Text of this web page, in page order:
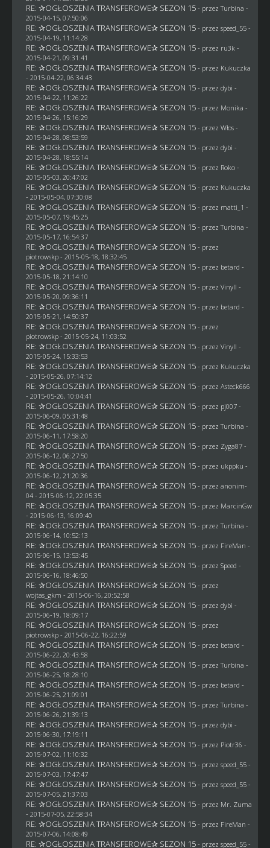
RE: ✰OGŁOSZENIA TRANSFEROWE✰ SEZON 15 - przez Turbina -
2015-04-15, 07:50:06
RE: ✰OGŁOSZENIA TRANSFEROWE✰ SEZON 15 - przez speed_55 -
2015-04-19, 11:14:28
RE: ✰OGŁOSZENIA TRANSFEROWE✰ SEZON 15 - przez ru3k -
2015-04-21, 09:31:41
RE: ✰OGŁOSZENIA TRANSFEROWE✰ SEZON 15 - przez Kukuczka
- 2015-04-22, 06:34:43
RE: ✰OGŁOSZENIA TRANSFEROWE✰ SEZON 15 - przez dybi -
2015-04-22, 11:26:22
RE: ✰OGŁOSZENIA TRANSFEROWE✰ SEZON 15 - przez Monika -
2015-04-26, 15:16:29
RE: ✰OGŁOSZENIA TRANSFEROWE✰ SEZON 15 - przez Włos-
2015-04-28, 08:53:59
RE: ✰OGŁOSZENIA TRANSFEROWE✰ SEZON 15 - przez dybi -
2015-04-28, 18:55:14
RE: ✰OGŁOSZENIA TRANSFEROWE✰ SEZON 15 - przez Roko-
2015-05-03, 20:47:02
RE: ✰OGŁOSZENIA TRANSFEROWE✰ SEZON 15 - przez Kukuczka
- 2015-05-04, 07:30:08
RE: ✰OGŁOSZENIA TRANSFEROWE✰ SEZON 15 - przez matti_1 -
2015-05-07, 19:45:25
RE: ✰OGŁOSZENIA TRANSFEROWE✰ SEZON 15 - przez Turbina -
2015-05-17, 16:54:37
RE: ✰OGŁOSZENIA TRANSFEROWE✰ SEZON 15 - przez
piotrowskp- 2015-05-18, 18:32:45
RE: ✰OGŁOSZENIA TRANSFEROWE✰ SEZON 15 - przez betard -
2015-05-18, 21:14:10
RE: ✰OGŁOSZENIA TRANSFEROWE✰ SEZON 15 - przez Vinyll -
2015-05-20, 09:36:11
RE: ✰OGŁOSZENIA TRANSFEROWE✰ SEZON 15 - przez betard -
2015-05-21, 14:50:37
RE: ✰OGŁOSZENIA TRANSFEROWE✰ SEZON 15 - przez
piotrowskp- 2015-05-24, 11:03:52
RE: ✰OGŁOSZENIA TRANSFEROWE✰ SEZON 15 - przez Vinyll -
2015-05-24, 15:33:53
RE: ✰OGŁOSZENIA TRANSFEROWE✰ SEZON 15 - przez Kukuczka
- 2015-05-26, 07:14:12
RE: ✰OGŁOSZENIA TRANSFEROWE✰ SEZON 15 - przez Asteck666
- 2015-05-26, 10:04:41
RE: ✰OGŁOSZENIA TRANSFEROWE✰ SEZON 15 - przez pj007-
2015-06-09, 05:31:48
RE: ✰OGŁOSZENIA TRANSFEROWE✰ SEZON 15 - przez Turbina -
2015-06-11, 17:58:20
RE: ✰OGŁOSZENIA TRANSFEROWE✰ SEZON 15 - przez Zyga87-
2015-06-12, 06:27:50
RE: ✰OGŁOSZENIA TRANSFEROWE✰ SEZON 15 - przez ukppku -
2015-06-12, 21:20:36
RE: ✰OGŁOSZENIA TRANSFEROWE✰ SEZON 15 - przez anonim-
04- 2015-06-12, 22:05:35
RE: ✰OGŁOSZENIA TRANSFEROWE✰ SEZON 15 - przez MarcinGw
- 2015-06-13, 16:09:40
RE: ✰OGŁOSZENIA TRANSFEROWE✰ SEZON 15 - przez Turbina -
2015-06-14, 10:52:13
RE: ✰OGŁOSZENIA TRANSFEROWE✰ SEZON 15 - przez FireMan -
2015-06-15, 13:53:45
RE: ✰OGŁOSZENIA TRANSFEROWE✰ SEZON 15 - przez Speed -
2015-06-16, 18:46:50
RE: ✰OGŁOSZENIA TRANSFEROWE✰ SEZON 15 - przez
wojtas_gkm - 2015-06-16, 20:52:58
RE: ✰OGŁOSZENIA TRANSFEROWE✰ SEZON 15 - przez dybi -
2015-06-19, 18:09:17
RE: ✰OGŁOSZENIA TRANSFEROWE✰ SEZON 15 - przez
piotrowskp- 2015-06-22, 16:22:59
RE: ✰OGŁOSZENIA TRANSFEROWE✰ SEZON 15 - przez betard -
2015-06-22, 20:43:58
RE: ✰OGŁOSZENIA TRANSFEROWE✰ SEZON 15 - przez Turbina -
2015-06-25, 18:28:10
RE: ✰OGŁOSZENIA TRANSFEROWE✰ SEZON 15 - przez betard -
2015-06-25, 21:09:01
RE: ✰OGŁOSZENIA TRANSFEROWE✰ SEZON 15 - przez Turbina -
2015-06-26, 21:39:13
RE: ✰OGŁOSZENIA TRANSFEROWE✰ SEZON 15 - przez dybi -
2015-06-30, 17:19:11
RE: ✰OGŁOSZENIA TRANSFEROWE✰ SEZON 15 - przez Piotr36 -
2015-07-02, 11:10:32
RE: ✰OGŁOSZENIA TRANSFEROWE✰ SEZON 15 - przez speed_55 -
2015-07-03, 17:47:47
RE: ✰OGŁOSZENIA TRANSFEROWE✰ SEZON 15 - przez speed_55 -
2015-07-05, 21:37:03
RE: ✰OGŁOSZENIA TRANSFEROWE✰ SEZON 15 - przez Mr. Zuma
- 2015-07-05, 22:58:34
RE: ✰OGŁOSZENIA TRANSFEROWE✰ SEZON 15 - przez FireMan -
2015-07-06, 14:08:49
RE: ✰OGŁOSZENIA TRANSFEROWE✰ SEZON 15 - przez speed_55 -